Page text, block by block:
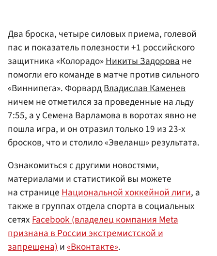
Два броска, четыре силовых приема, голевой
пас и показатель полезности +1 российского
защитника «Колорадо»Никиты Задороване
помогли его команде в матче против сильного
«Виннипега». ФорвардВладислав Каменев
ничем не отметился за проведенные на льду
7:55, а уСемена Варламовав воротах явно не
пошла игра, и он отразил только 19 из 23-х
бросков, что и столило «Эвеланш» результата.
Ознакомиться с другими новостями,
материалами и статистикой вы можете
на страницеНациональной хоккейной лиги, а
также в группах отдела спорта в социальных
сетяхFacebook (владелец компания Meta
признана в России экстремистской и
запрещена)и«Вконтакте».